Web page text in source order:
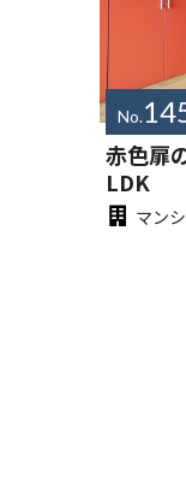
No.
赤色扉
LDK
マン